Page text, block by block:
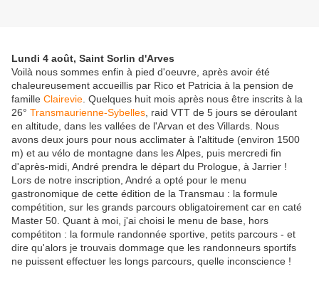
Lundi 4 août, Saint Sorlin d'Arves
Voilà nous sommes enfin à pied d'oeuvre, après avoir été
chaleureusement accueillis par Rico et Patricia à la pension de
famille Clairevie . Quelques huit mois après nous être inscrits à la
26° Transmaurienne-Sybelles , raid VTT de 5 jours se déroulant
en altitude, dans les vallées de l'Arvan et des Villards. Nous
avons deux jours pour nous acclimater à l'altitude (environ 1500
m) et au vélo de montagne dans les Alpes, puis mercredi fin
d'après-midi, André prendra le départ du Prologue, à Jarrier !
Lors de notre inscription, André a opté pour le menu
gastronomique de cette édition de la Transmau : la formule
compétition, sur les grands parcours obligatoirement car en caté
Master 50. Quant à moi, j'ai choisi le menu de base, hors
compétiton : la formule randonnée sportive, petits parcours - et
dire qu'alors je trouvais dommage que les randonneurs sportifs
ne puissent effectuer les longs parcours, quelle inconscience !